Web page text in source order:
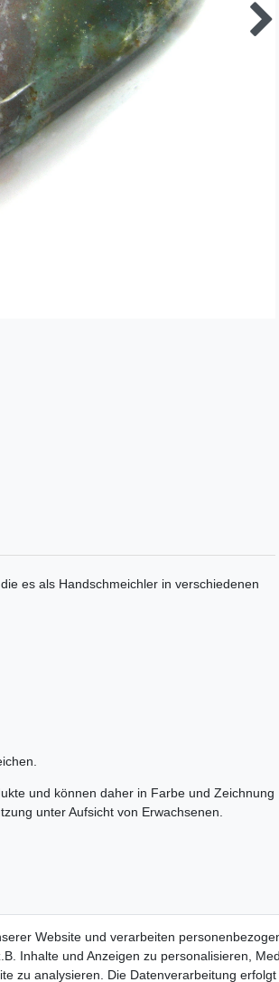
es als Handschmeichler in verschiedenen
und können daher in Farbe und Zeichnung
unter Aufsicht von Erwachsenen.
Website und verarbeiten
Inhalte und Anzeigen zu personalisieren,
zu analysieren. Die Datenverarbeitung